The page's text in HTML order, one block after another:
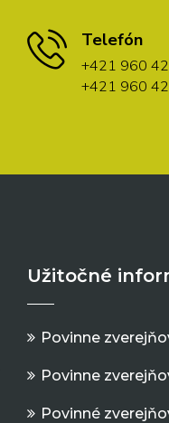
Telefón
+421 960
+421 960
Užitočné
Povinne
Povinne
Povinné